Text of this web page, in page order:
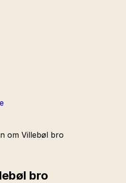
om Villebøl bro
bro